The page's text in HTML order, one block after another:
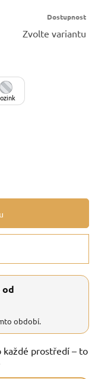
Dostupnost
Zvolte variantu
od
období.
každé prostředí – to